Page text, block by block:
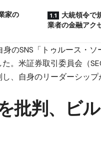
家の
大統領令で
業者の金融アク
のSNS「トゥルース・
。米証券取引委員会（
、自身のリーダーシッ
批判、ビ